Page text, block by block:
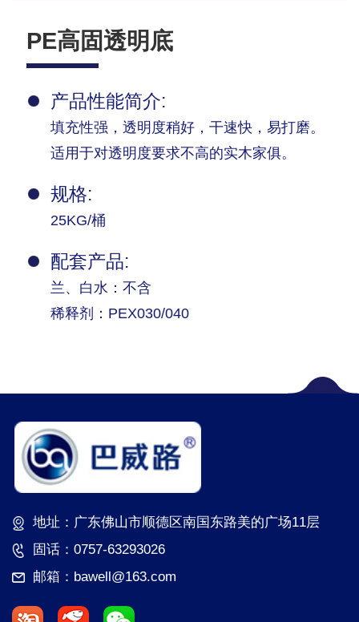
PE高固透明底
产品性能简介:
填充性强，透明度稍好，干速快，易打磨。
适用于对透明度要求不高的实木家俱。
规格:
25KG/桶
配套产品:
兰、白水：不含
稀释剂：PEX030/040
地址：广东佛山市顺德区南国东路美的广场11层
固话：0757-63293026
邮箱：bawell@163.com